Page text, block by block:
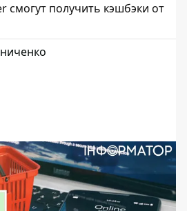
смогут получить кэшбэки от